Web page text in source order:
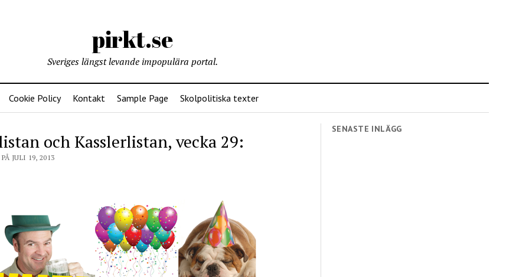
pirkt.se
Sveriges längst levande impopulära portal.
Cookie Policy Kontakt Sample Page Skolpolitiska texter
och Kasslerlistan, vecka 29:
JULI 19, 2013
SENASTE INLÄGG